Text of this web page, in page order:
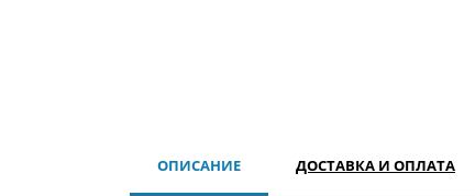
ОПИСАНИЕ ДОСТАВКА И ОПЛАТА